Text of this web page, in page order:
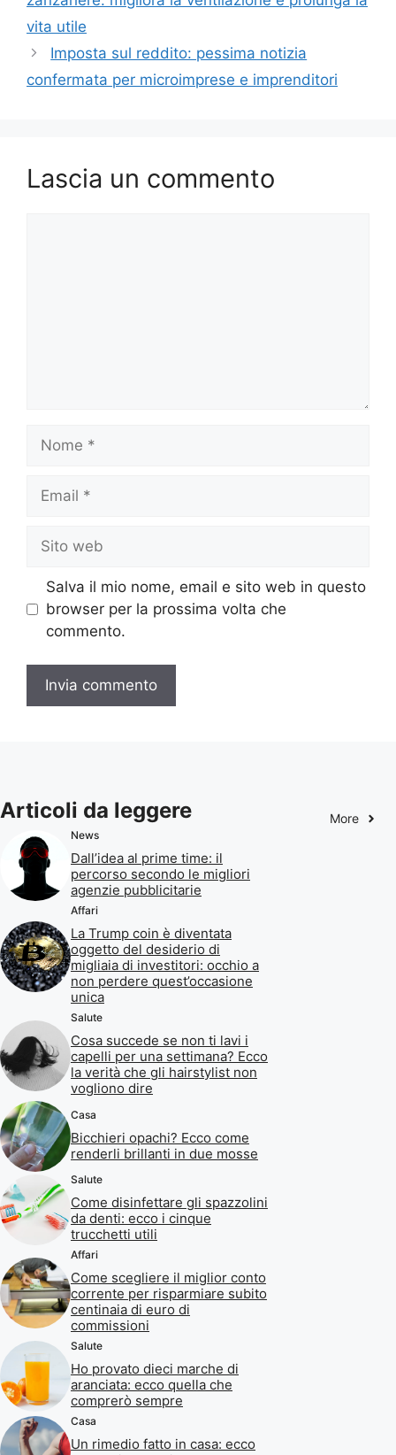
vita utile
Imposta sul reddito: pessima notizia
confermata per microimprese e imprenditori
Lascia un commento
web
Salva il mio nome, email e sito web in questo
browser per la prossima volta che
commento.
Articoli da leggere More
News
Dall’idea al prime time: il
percorso secondo le migliori
agenzie pubblicitarie
Affari
La Trump coin è diventata
oggetto del desiderio di
migliaia di investitori: occhio a
non perdere quest’occasione
unica
Salute
Cosa succede se non ti lavi i
capelli per una settimana? Ecco
la verità che gli hairstylist non
vogliono dire
Casa
Bicchieri opachi? Ecco come
renderli brillanti in due mosse
Salute
Come disinfettare gli spazzolini
da denti: ecco i cinque
trucchetti utili
Affari
Come scegliere il miglior conto
corrente per risparmiare subito
centinaia di euro di
commissioni
Salute
Ho provato dieci marche di
aranciata: ecco quella che
comprerò sempre
Casa
Un rimedio fatto in casa: ecco